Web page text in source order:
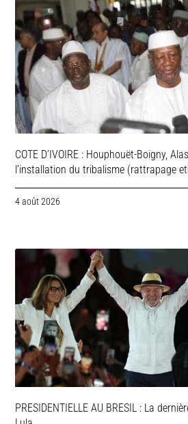
COTE D’IVOIRE : Houphouët-Boigny,
l’installation du tribalisme (rattrapage
4 août 2026
PRESIDENTIELLE AU BRESIL : La